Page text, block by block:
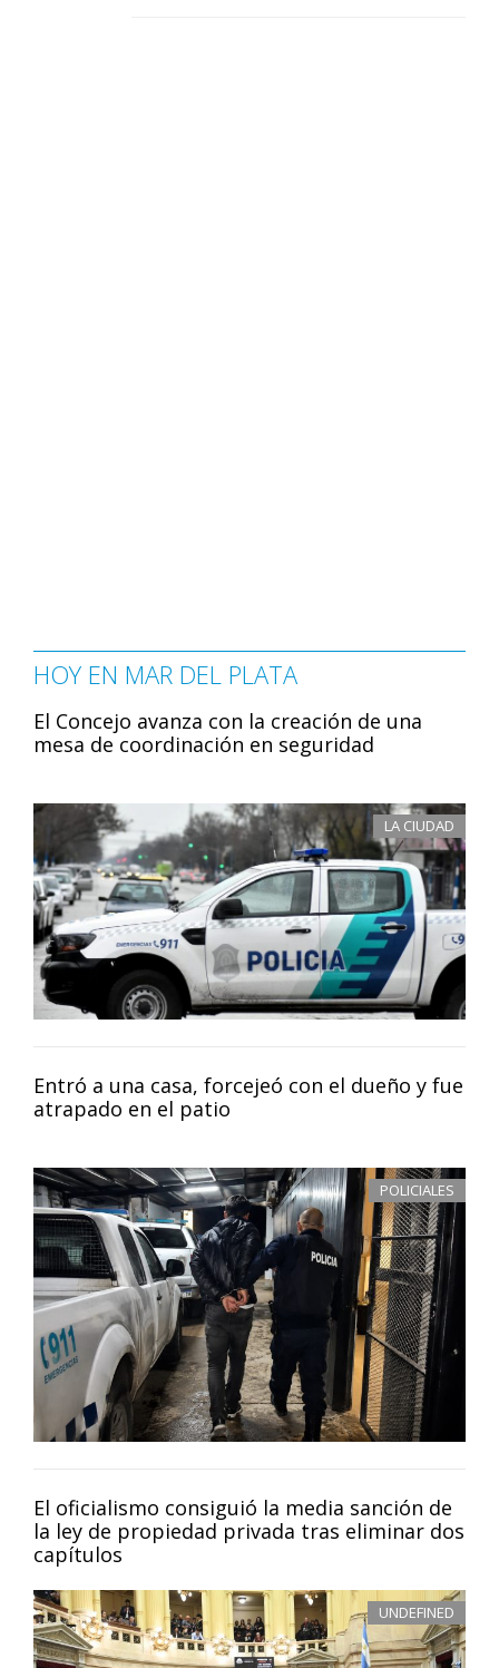
HOY EN MAR DEL PLATA
El Concejo avanza con la creación de una
mesa de coordinación en seguridad
LA CIUDAD
Entró a una casa, forcejeó con el dueño y fue
atrapado en el patio
POLICIALES
El oficialismo consiguió la media sanción de
la ley de propiedad privada tras eliminar dos
capítulos
UNDEFINED